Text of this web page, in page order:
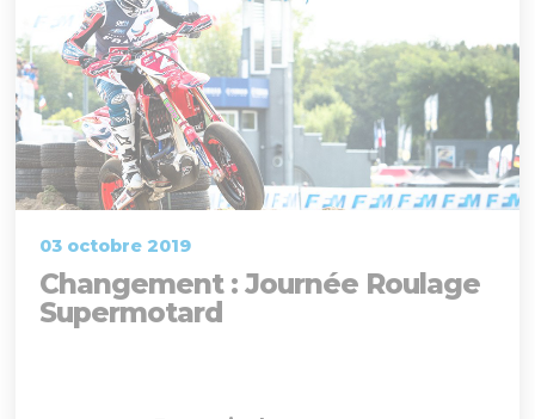
03 octobre 2019
Changement : Journée Roulage
Supermotard